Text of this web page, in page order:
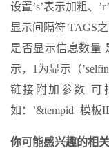
设置’s’表示加粗、
显示间隔符 TAGS
是否显示信息数量
示，1为显示（
链接附加参数 可
如：’&tempid=模板
你可能感兴趣的相关